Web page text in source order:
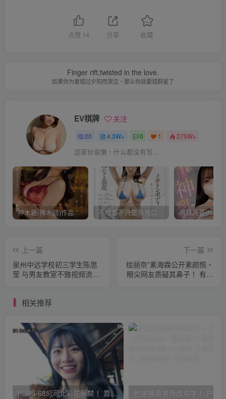
点赞 14 分享 收藏
Finger rift,twisted in the love.
如果你为着错过夕阳而哭泣，那么你就要错群星了
EV棋牌 关注
20 4.3W+ 0 1 275W+
这家伙很懒，什么都没有写...
神木麗(神木丽)作品STARS-804发布！出道一周年，华丽布拉甲闪亮动人！【EV棋牌】 不给看不只是吊胃口！K奶的みなと羽琉(凑羽琉)原来是无码妹「水原圣子」？【EV棋牌】
上一篇
泉州中远学校初三学生陈思
莹 与男友教室不雅视频流出
牌】
下一篇
绘丽奈”素海霖公开素颜照，
眼尖网友质疑其鼻子！ 有意
相关推荐
[SSIS-685]河北彩花解禁！ 靠这支作品再拿下销售冠军！ 有意思吧 2023-03-30 14:25 0 三条猫娱乐达人【EV棋牌】